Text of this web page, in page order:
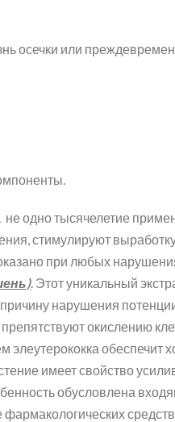
осечки или
. не одно тысячелетие
стимулируют
при любых
. Этот уникальный
нарушения
окислению
элеутерококка
имеет свойство
обусловлена